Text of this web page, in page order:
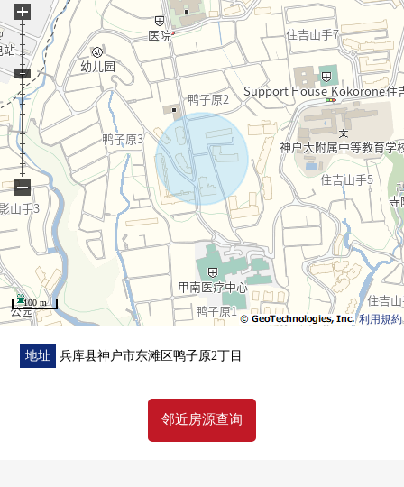
・在西式房间的旁边有储藏室
▼翻新内容(2026年2月实施)
・外壁涂抹
・房型变更，纱门张替
・厨房，公共汽车，盥洗台，厕所交换水循环
・监视器电话交换，嵌顶灯设置
・Cross全部、层瓷砖张替
・畳表替，隔扇、拉门张替也完成保养
▼周边环境
・第一类低层住宅专用区的成熟稳重的街景
・在南侧幅员约4.4m的公路做约10.5m接面，车的出入也便
■ 在找想要的家方面给予帮助的━━━━━・・・
房源的详细、需讨论是如有意向，请跟我们联系。
利用規約
100 m
+
−
地址 兵库县神户市东滩区鸭子原2丁目
邻近房源查询